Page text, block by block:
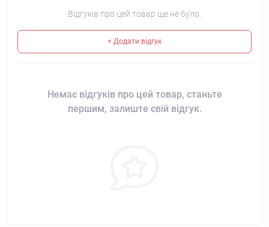
Відгуків про цей товар ще не було.
+ Додати відгук
Немає відгуків про цей товар, станьте
першим, залиште свій відгук.